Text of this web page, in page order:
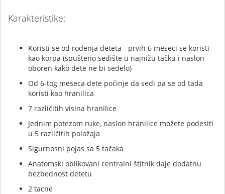
Karakteristike:
Koristi se od rođenja deteta - prvih 6 meseci se koristi
kao korpa (spušteno sedište u najnižu tačku i naslon
oboren kako dete ne bi sedelo)
Od 6-tog meseca dete počinje da sedi pa se od tada
koristi kao hranilica
7 različitih visina hranilice
Jednim potezom ruke, naslon hranilice možete podesiti
u 5 različitih položaja
Sigurnosni pojas sa 5 tačaka
Anatomski oblikovani centralni štitnik daje dodatnu
bezbednost detetu
2 tacne